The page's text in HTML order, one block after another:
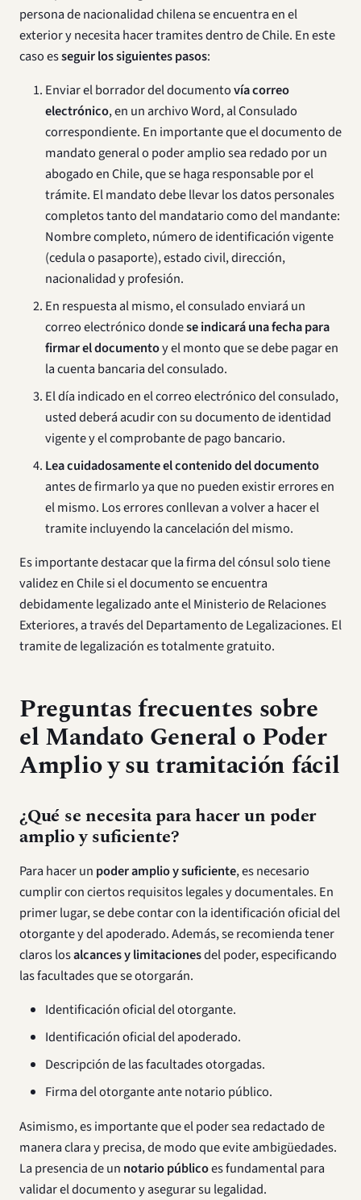
persona de nacionalidad chilena se encuentra en el
exterior y necesita hacer tramites dentro de Chile. En este
caso esseguir los siguientes pasos:
Enviar el borrador del documentovía correo
electrónico, en un archivo Word, al Consulado
correspondiente. En importante que el documento de
mandato general o poder amplio sea redado por un
abogado en Chile, que se haga responsable por el
trámite. El mandato debe llevar los datos personales
completos tanto del mandatario como del mandante:
Nombre completo, número de identificación vigente
(cedula o pasaporte), estado civil, dirección,
nacionalidad y profesión.
En respuesta al mismo, el consulado enviará un
correo electrónico dondese indicará una fecha para
firmar el documentoy el monto que se debe pagar en
la cuenta bancaria del consulado.
El día indicado en el correo electrónico del consulado,
usted deberá acudir con su documento de identidad
vigente y el comprobante de pago bancario.
Lea cuidadosamente el contenido del documento
antes de firmarlo ya que no pueden existir errores en
el mismo. Los errores conllevan a volver a hacer el
tramite incluyendo la cancelación del mismo.
Es importante destacar que la firma del cónsul solo tiene
validez en Chile si el documento se encuentra
debidamente legalizado ante el Ministerio de Relaciones
Exteriores, a través del Departamento de Legalizaciones. El
tramite de legalización es totalmente gratuito.
Preguntas frecuentes sobre
el Mandato General o Poder
Amplio y su tramitación fácil
¿Qué se necesita para hacer un poder
amplio y suficiente?
Para hacer un poder amplio y suficiente, es necesario
cumplir con ciertos requisitos legales y documentales. En
primer lugar, se debe contar con la identificación oficial del
otorgante y del apoderado. Además, se recomienda tener
claros losalcances y limitacionesdel poder, especificando
las facultades que se otorgarán.
Identificación oficial del otorgante.
Identificación oficial del apoderado.
Descripción de las facultades otorgadas.
Firma del otorgante ante notario público.
Asimismo, es importante que el poder sea redactado de
manera clara y precisa, de modo que evite ambigüedades.
La presencia de un notario públicoes fundamental para
validar el documento y asegurar su legalidad.